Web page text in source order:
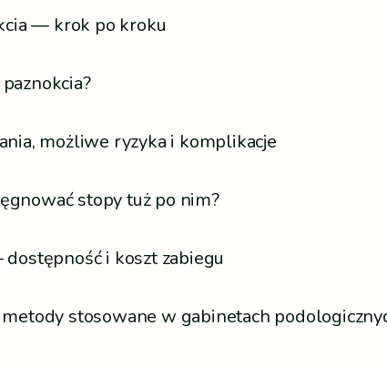
— krok po kroku
możliwe ryzyka i komplikacje
stopy tuż po nim?
i koszt zabiegu
stosowane w gabinetach